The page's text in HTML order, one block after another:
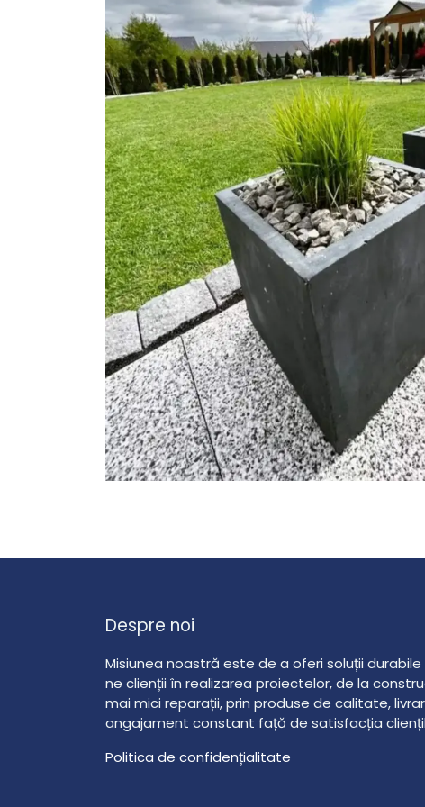
Despre noi
Misiunea noastră este de a oferi soluții
ne clienții în realizarea proiectelor, de la
mai mici reparații, prin produse de calitate,
angajament constant față de satisfacția
Politica de confidențialitate